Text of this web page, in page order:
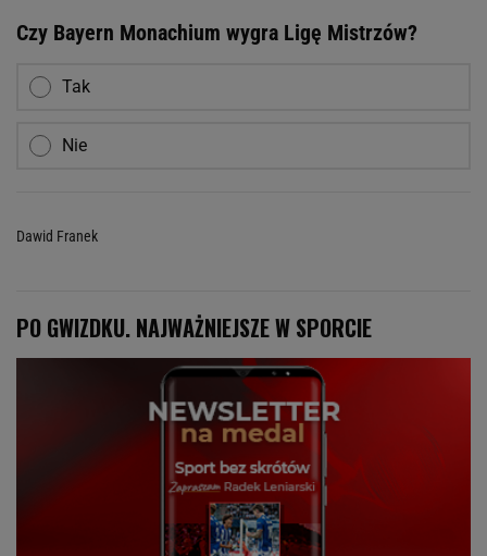
Czy Bayern Monachium wygra Ligę Mistrzów?
Tak
Nie
Dawid Franek